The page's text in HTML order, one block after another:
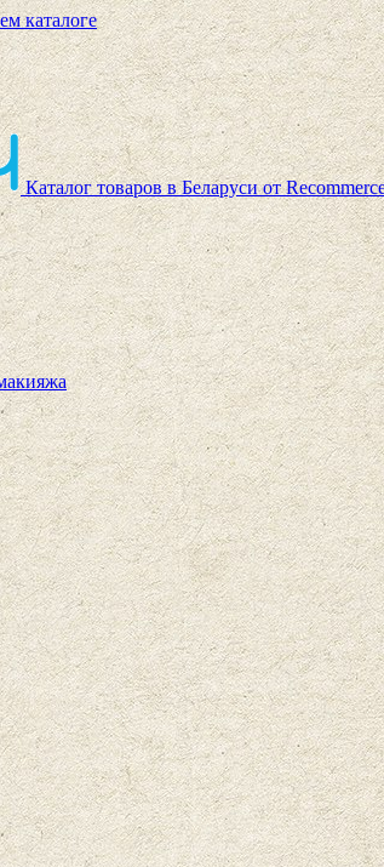
каталоге
Каталог товаров в Беларуси от